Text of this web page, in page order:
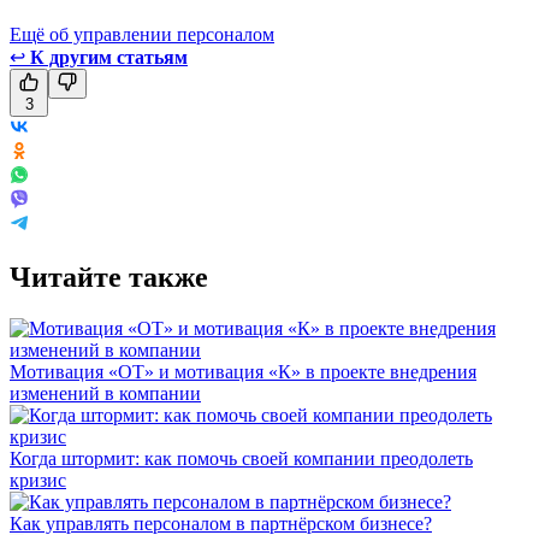
Ещё об управлении персоналом
↩ К другим статьям
3
Читайте также
Мотивация «ОТ» и мотивация «К» в проекте внедрения
изменений в компании
Когда штормит: как помочь своей компании преодолеть
кризис
Как управлять персоналом в партнёрском бизнесе?